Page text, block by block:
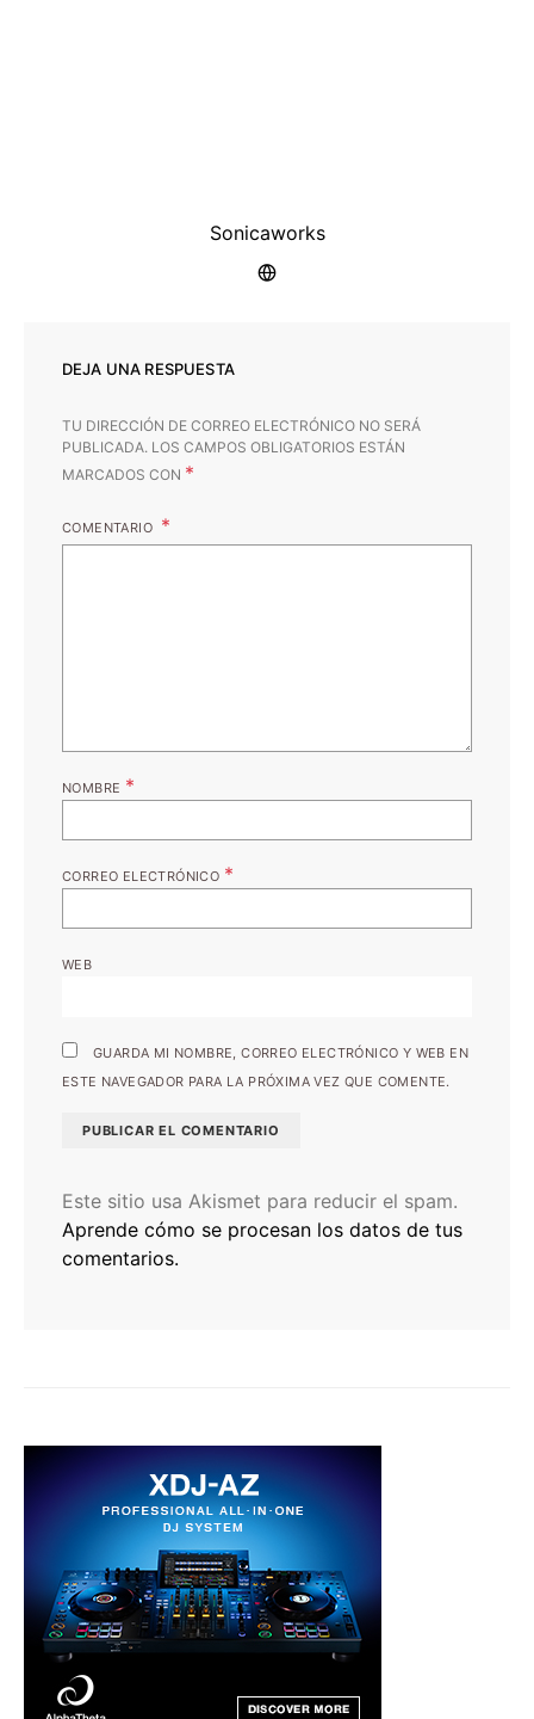
Sonicaworks
DEJA UNA RESPUESTA
TU DIRECCIÓN DE CORREO ELECTRÓNICO NO SERÁ
PUBLICADA. LOS CAMPOS OBLIGATORIOS ESTÁN
MARCADOS CON *
COMENTARIO
NOMBRE *
CORREO ELECTRÓNICO *
WEB
GUARDA MI NOMBRE, CORREO ELECTRÓNICO Y WEB EN
ESTE NAVEGADOR PARA LA PRÓXIMA VEZ QUE COMENTE.
Este sitio usa Akismet para reducir el spam.
Aprende cómo se procesan los datos de tus
comentarios.